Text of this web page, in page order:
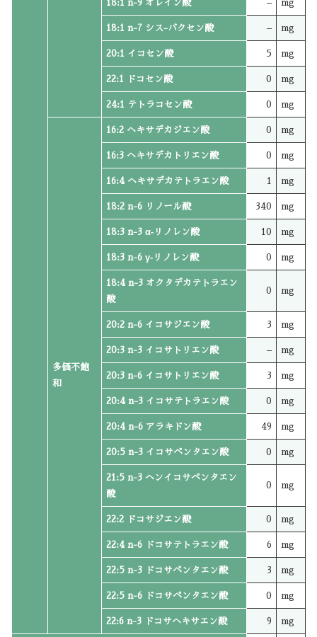
18:1 n-9 オレイン酸 – mg
18:1 n-7 シス-バクセン酸 – mg
20:1 イコセン酸 5 mg
22:1 ドコセン酸 0 mg
24:1 テトラコセン酸 0 mg
多価不飽
和
16:2 ヘキサデカジエン酸 0 mg
16:3 ヘキサデカトリエン酸 0 mg
16:4 ヘキサデカテトラエン酸 1 mg
18:2 n-6 リノール酸 340 mg
18:3 n-3 α‐リノレン酸 10 mg
18:3 n-6 γ‐リノレン酸 0 mg
18:4 n-3 オクタデカテトラエン
酸
0 mg
20:2 n-6 イコサジエン酸 3 mg
20:3 n-3 イコサトリエン酸 – mg
20:3 n-6 イコサトリエン酸 3 mg
20:4 n-3 イコサテトラエン酸 0 mg
20:4 n-6 アラキドン酸 49 mg
20:5 n-3 イコサペンタエン酸 0 mg
21:5 n-3 ヘンイコサペンタエン
酸
0 mg
22:2 ドコサジエン酸 0 mg
22:4 n-6 ドコサテトラエン酸 6 mg
22:5 n-3 ドコサペンタエン酸 3 mg
22:5 n-6 ドコサペンタエン酸 0 mg
22:6 n-3 ドコサヘキサエン酸 9 mg